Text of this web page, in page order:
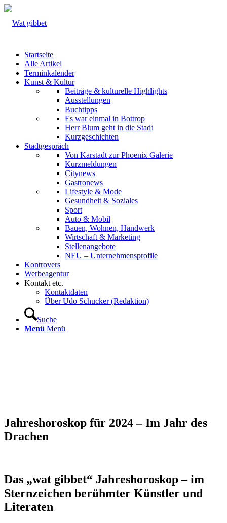
Startseite
Alle Artikel
Terminkalender
Kunst & Kultur
Beiträge & kulturelle Highlights
Ausstellungen
Buchtipps
Es war einmal in Bottrop
Herr Blum geht in die Stadt
Kurzgeschichten
Stadtgespräch
Von Karstadt zur Phoenix Galerie
Kurzmeldungen
Citynews
Gastronews
Lifestyle & Mode
Gesundheit & Soziales
Sport
Auto & Mobil
Bauen, Wohnen, Handwerk
Wirtschaft & Marketing
Stellenangebote
NEU – Unternehmens­profile
Kontrovers
Werbeagentur
Kontakt etc.
Kontaktdaten
Über Udo Schucker (Redaktion)
Suche
Menü Menü
Jahreshoroskop für 2024 – Im Jahr des
Drachen
Das „wat gibbet“ Jahreshoroskop – im
Sternzeichen berühmter Künstler und
Literaten